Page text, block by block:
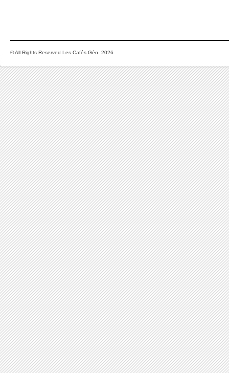
© All Rights Reserved Les Cafés Géo 2026